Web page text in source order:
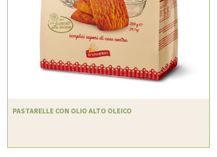
PASTARELLE CON OLIO ALTO OLEICO